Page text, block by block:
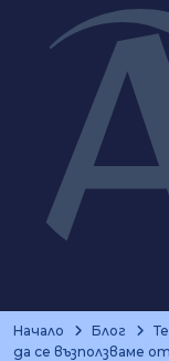
Начало Блог
да се възползваме